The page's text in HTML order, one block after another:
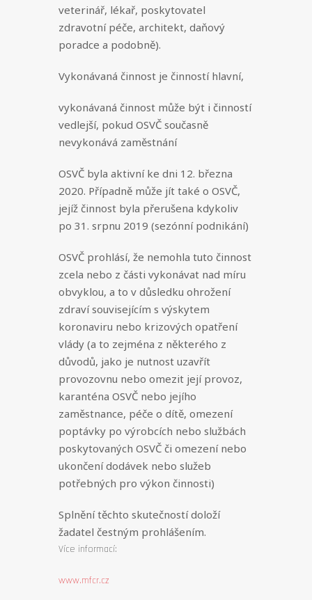
veterinář, lékař, poskytovatel
zdravotní péče, architekt, daňový
poradce a podobně).
Vykonávaná činnost je činností hlavní,
vykonávaná činnost může být i činností
vedlejší, pokud OSVČ současně
nevykonává zaměstnání
OSVČ byla aktivní ke dni 12. března
2020. Případně může jít také o OSVČ,
jejíž činnost byla přerušena kdykoliv
po 31. srpnu 2019 (sezónní podnikání)
OSVČ prohlásí, že nemohla tuto činnost
zcela nebo z části vykonávat nad míru
obvyklou, a to v důsledku ohrožení
zdraví souvisejícím s výskytem
koronaviru nebo krizových opatření
vlády (a to zejména z některého z
důvodů, jako je nutnost uzavřít
provozovnu nebo omezit její provoz,
karanténa OSVČ nebo jejího
zaměstnance, péče o dítě, omezení
poptávky po výrobcích nebo službách
poskytovaných OSVČ či omezení nebo
ukončení dodávek nebo služeb
potřebných pro výkon činnosti)
Splnění těchto skutečností doloží
žadatel čestným prohlášením.
Více informací:
www.mfcr.cz